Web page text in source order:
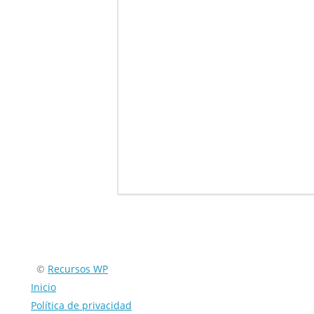
Encuéntranos en:
© Recursos WP
Inicio
Política de privacidad